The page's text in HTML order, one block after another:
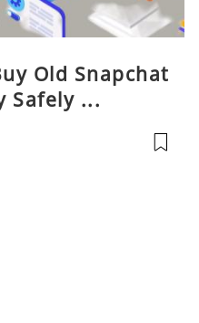
Old Snapchat
Safely ...